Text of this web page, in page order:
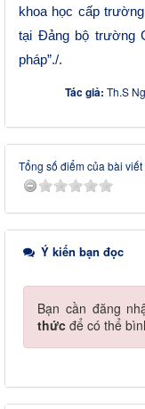
khoa học cấp trường
tại Đảng bộ trường
pháp”./.
Tác giả: Th.S
Tổng số điểm của bài
Ý kiến bạn đọc
Bạn cần đăng
thức để có thể